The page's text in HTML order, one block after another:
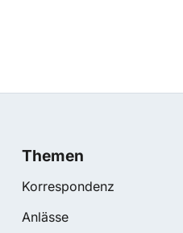
Themen
Korrespondenz
Anlässe